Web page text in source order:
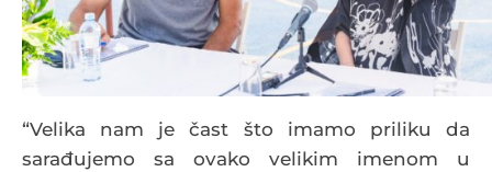
“Velika nam je čast što imamo priliku da
sarađujemo sa ovako velikim imenom u